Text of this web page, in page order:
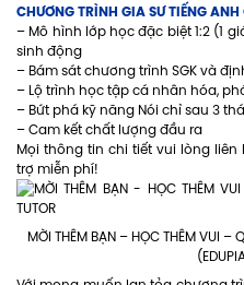
CHƯƠNG TRÌNH GIA SƯ TIẾNG ANH
– Mô hình lớp học đặc biệt 1:2 (1
sinh động
– Bám sát chương trình SGK và
– Lộ trình học tập cá nhân hóa,
– Bứt phá kỹ năng Nói chỉ sau 3
– Cam kết chất lượng đầu ra
Mọi thông tin chi tiết vui lòng liên
trợ miễn phí!
MỜI THÊM BẠN – HỌC THÊM VUI –